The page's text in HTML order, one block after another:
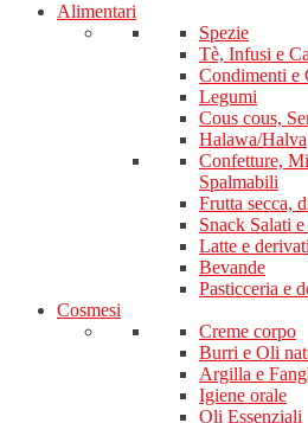
Alimentari
Spezie
Tè, Infusi e
Condimenti e
Legumi
Cous cous,
Halawa/Halva
Confetture,
Spalmabili
Frutta secca,
Snack Salati
Latte e derivati
Bevande
Pasticceria e
Cosmesi
Creme corpo
Burri e Oli
Argilla e
Igiene orale
Oli Essenziali